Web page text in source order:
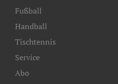
Fußball
Handball
Tischtennis
Service
Abo